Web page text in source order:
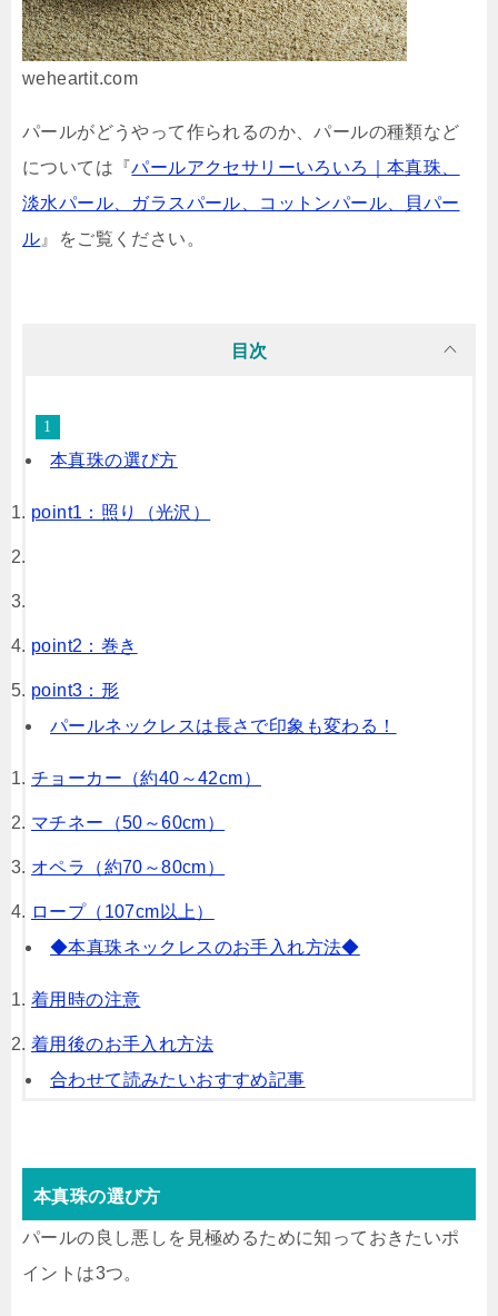
weheartit.com
パールがどうやって作られるのか、パールの種類など
については『パールアクセサリーいろいろ｜本真珠、
淡水パール、ガラスパール、コットンパール、貝パー
ル 』をご覧ください。
目次
本真珠の選び方
point1：照り（光沢）
point2：巻き
point3：形
パールネックレスは長さで印象も変わる！
チョーカー（約40～42cm）
マチネー（50～60cm）
オペラ（約70～80cm）
ロープ（107cm以上）
◆本真珠ネックレスのお手入れ方法◆
着用時の注意
着用後のお手入れ方法
合わせて読みたいおすすめ記事
本真珠の選び方
パールの良し悪しを見極めるために知っておきたいポ
イントは3つ。